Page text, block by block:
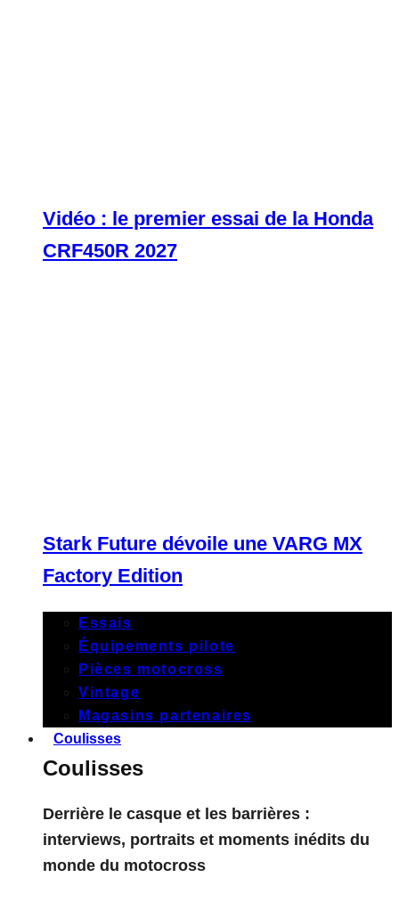
Vidéo : le premier essai de la Honda
CRF450R 2027
Stark Future dévoile une VARG MX
Factory Edition
Essais
Équipements pilote
Pièces motocross
Vintage
Magasins partenaires
Coulisses
Coulisses
Derrière le casque et les barrières :
interviews, portraits et moments inédits du
monde du motocross